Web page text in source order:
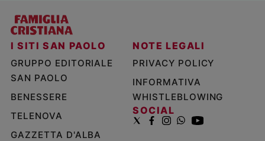
I SITI SAN PAOLO
GRUPPO EDITORIALE
SAN PAOLO
BENESSERE
TELENOVA
GAZZETTA D'ALBA
NOTE LEGALI
PRIVACY POLICY
INFORMATIVA
WHISTLEBLOWING
SOCIAL